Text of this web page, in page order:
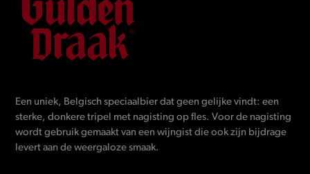
Een uniek, Belgisch speciaalbier dat geen gelijke vindt: een
sterke, donkere tripel met nagisting op fles. Voor de nagisting
wordt gebruik gemaakt van een wijngist die ook zijn bijdrage
levert aan de weergaloze smaak.